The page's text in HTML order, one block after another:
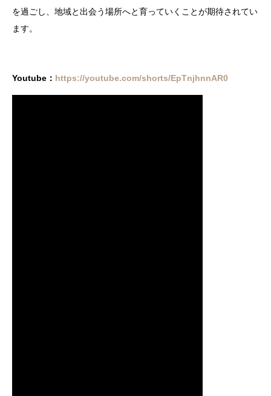
を過ごし、地域と出会う場所へと育っていくことが期待されてい
ます。
Youtube： https://youtube.com/shorts/EpTnjhnnAR0